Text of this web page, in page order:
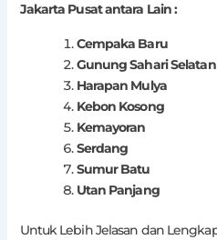
Jakarta Pusat antara Lain :
Cempaka Baru
Gunung Sahari Selatan
Harapan Mulya
Kebon Kosong
Kemayoran
Serdang
Sumur Batu
Utan Panjang
Untuk Lebih Jelasan dan